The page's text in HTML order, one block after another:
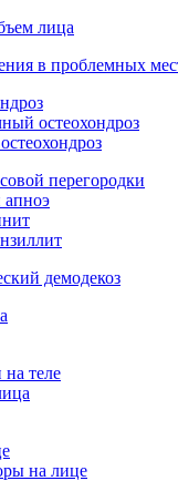
лица
в проблемных
остеохондроз
перегородки
апноэ
демодекоз
теле
на лице